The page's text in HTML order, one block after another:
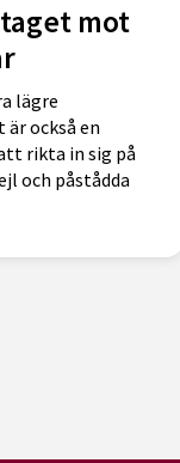
mot
lägre
är också en
rikta in sig på
och påstådda